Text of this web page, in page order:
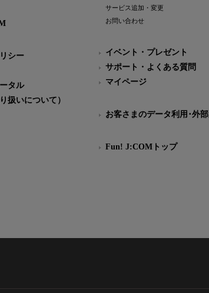
シー
タル
扱いについて）
サービス追加・変更
お問い合わせ
イベント・プレゼント
サポート・よくある質問
マイページ
お客さまのデータ利用･外
Fun! J:COMトップ